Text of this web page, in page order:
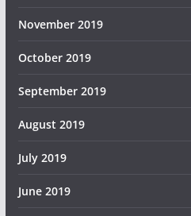
November 2019
October 2019
September 2019
August 2019
July 2019
June 2019